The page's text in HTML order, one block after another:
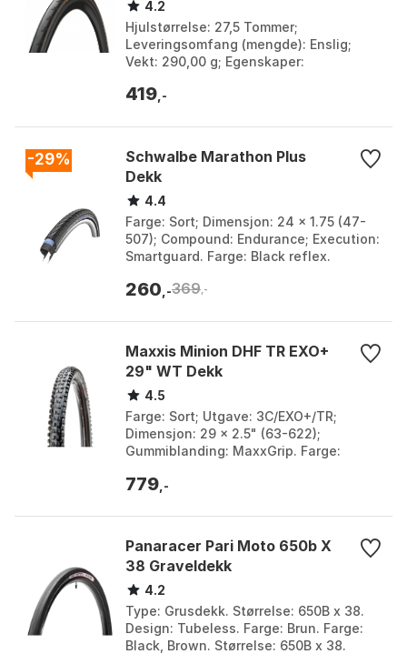
4.2
Hjulstørrelse: 27,5 Tommer;
Leveringsomfang (mengde): Enslig;
Vekt: 290,00 g; Egenskaper:
Størrelse: 650C x 23.
419 ,-
-29%
Schwalbe Marathon Plus
Dekk
4.4
Farge: Sort; Dimensjon: 24 x 1.75 (47-
507); Compound: Endurance; Execution:
Smartguard. Farge: Black reflex.
24" x 47...
260 ,-369,-
Maxxis Minion DHF TR EXO+
29" WT Dekk
4.5
Farge: Sort; Utgave: 3C/EXO+/TR;
Dimensjon: 29 x 2.5" (63-622);
Gummiblanding: MaxxGrip. Farge:
779 ,-
Panaracer Pari Moto 650b X
38 Graveldekk
4.2
Type: Grusdekk. Størrelse: 650B x 38.
Design: Tubeless. Farge: Brun. Farge:
Black, Brown. Størrelse: 650B x 38.